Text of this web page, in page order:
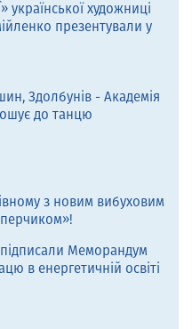
української художниці
презентували у
Здолбунів - Академія
до танцю
з новим вибуховим
Меморандум
в енергетичній освіті